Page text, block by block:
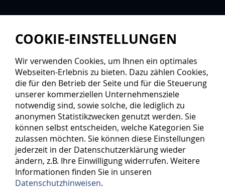
COOKIE-EINSTELLUNGEN
Wir verwenden Cookies, um Ihnen ein optimales
Webseiten-Erlebnis zu bieten. Dazu zählen Cookies,
die für den Betrieb der Seite und für die Steuerung
unserer kommerziellen Unternehmensziele
notwendig sind, sowie solche, die lediglich zu
anonymen Statistikzwecken genutzt werden. Sie
können selbst entscheiden, welche Kategorien Sie
zulassen möchten. Sie können diese Einstellungen
jederzeit in der Datenschutzerklärung wieder
ändern, z.B. Ihre Einwilligung widerrufen. Weitere
Informationen finden Sie in unseren
Datenschutzhinweisen.